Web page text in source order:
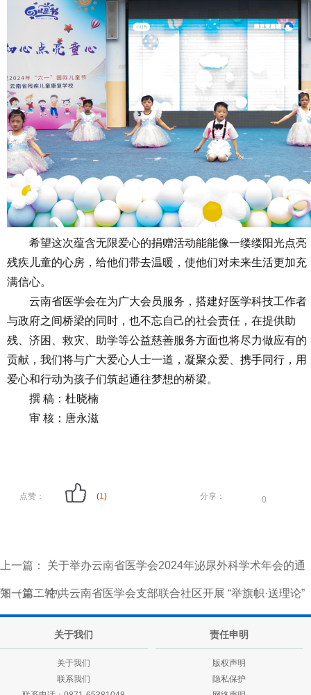
希望这次蕴含无限爱心的捐赠活动能能像一缕缕阳光点亮
残疾儿童的心房，给他们带去温暖，使他们对未来生活更加充
满信心。
云南省医学会在为广大会员服务，搭建好医学科技工作者
与政府之间桥梁的同时，也不忘自己的社会责任，在提供助
残、济困、救灾、助学等公益慈善服务方面也将尽力做应有的
贡献，我们将与广大爱心人士一道，凝聚众爱、携手同行，用
爱心和行动为孩子们筑起通往梦想的桥梁。
撰 稿：杜晓楠
审 核：唐永滋
点赞： (1) 分享： 0
上一篇： 关于举办云南省医学会2024年泌尿外科学术年会的通
知（第二轮）
下一篇：中共云南省医学会支部联合社区开展 “举旗帜·送理论”
党纪学习教育专题讲座
关于我们
关于我们
联系我们
责任申明
版权声明
隐私保护